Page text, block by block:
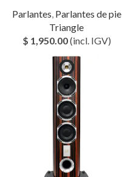
Parlantes, Parlantes de pie
Triangle
$ 1,950.00(incl. IGV)